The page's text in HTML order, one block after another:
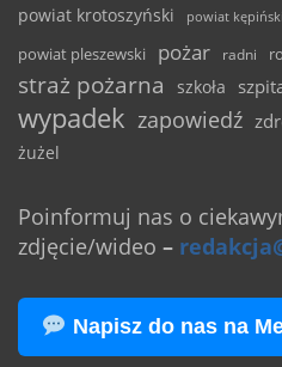
powiat krotoszyński powiat kępiński
powiat pleszewski pożar radni
straż pożarna szkoła
wypadek zapowiedź
żużel
Poinformuj nas o
zdjęcie/wideo –
Napisz do nas na